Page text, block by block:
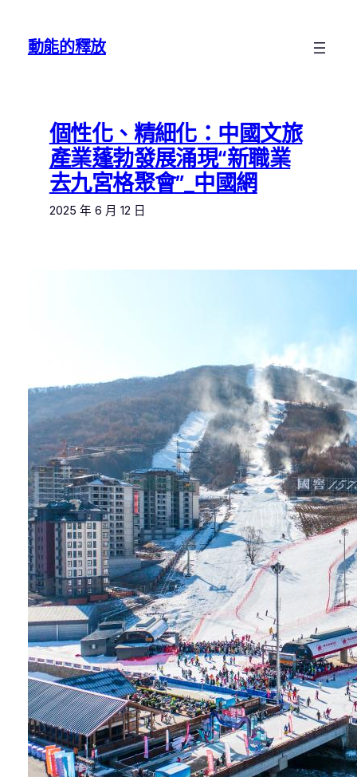
動能的釋放
個性化、精細化：中國文旅
產業蓬勃發展涌現“新職業
去九宮格聚會”_中國網
2025 年 6 月 12 日